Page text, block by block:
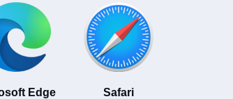
Edge Safari